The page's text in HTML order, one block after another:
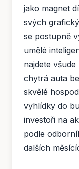
jako magnet
svých
se postupně
umělé
najdete
chytrá auta
skvělé
vyhlídky do
investoři na
podle
dalších